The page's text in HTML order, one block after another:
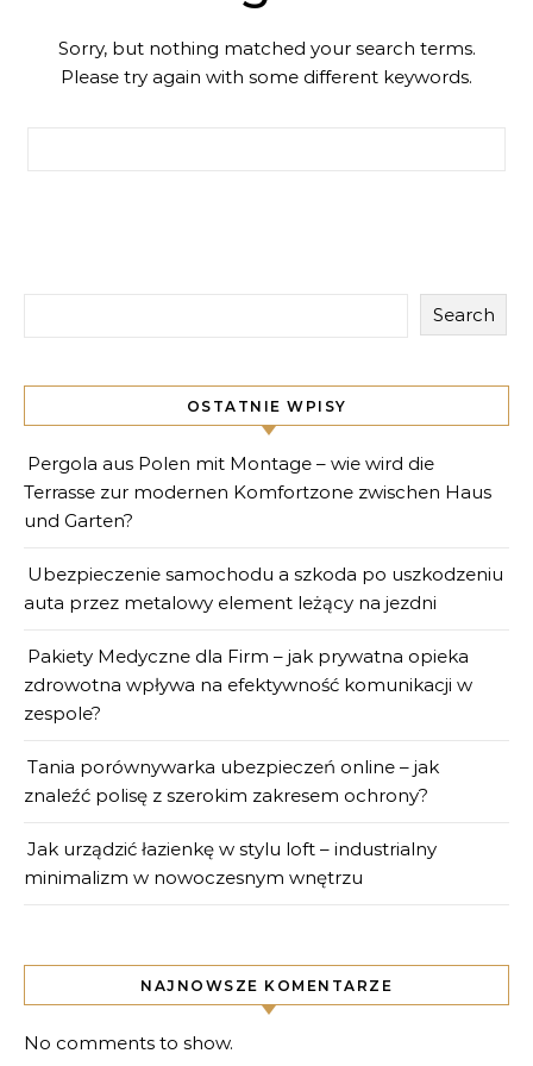
Sorry, but nothing matched your search terms.
Please try again with some different keywords.
Search
OSTATNIE WPISY
Pergola aus Polen mit Montage – wie wird die
Terrasse zur modernen Komfortzone zwischen Haus
und Garten?
Ubezpieczenie samochodu a szkoda po uszkodzeniu
auta przez metalowy element leżący na jezdni
Pakiety Medyczne dla Firm – jak prywatna opieka
zdrowotna wpływa na efektywność komunikacji w
zespole?
Tania porównywarka ubezpieczeń online – jak
znaleźć polisę z szerokim zakresem ochrony?
Jak urządzić łazienkę w stylu loft – industrialny
minimalizm w nowoczesnym wnętrzu
NAJNOWSZE KOMENTARZE
No comments to show.